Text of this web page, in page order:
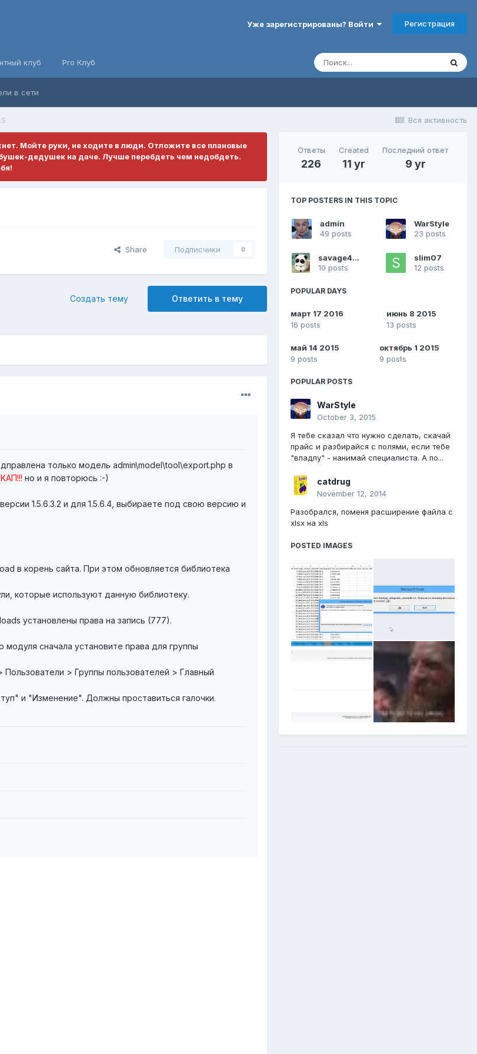
Уже зарегистрированы? Войти Регистрация
в сети
клуб Pro Клуб
Вся активность
Мойте руки, не ходите в люди. Отложите все плановые
дедушек на даче. Лучше перебдеть чем недобдеть.
Share Подписчики 0
Ответить в тему
Создать тему
только модель admin\model\tool\export.php в
но и я повторюсь :-)
1.5.6.3.2 и для 1.5.6.4, выбираете под свою версию и
в корень сайта. При этом обновляется библиотека
которые используют данную библиотеку.
установлены права на запись (777).
сначала установите права для группы
> Группы пользователей > Главный
и "Изменение". Должны проставиться галочки.
Ответы
226
Created
11 yr
Последний ответ
9 yr
TOP POSTERS IN THIS TOPIC
admin
49 posts
WarStyle
23 posts
savage4pro
10 posts
slim07
12 posts
POPULAR DAYS
март 17 2016
16 posts
июнь 8 2015
13 posts
май 14 2015
9 posts
октябрь 1 2015
9 posts
POPULAR POSTS
WarStyle
October 3, 2015
Я тебе сказал что нужно сделать, скачай
прайс и разбирайся с полями, если тебе
"впадлу" - нанимай специалиста. А по...
catdrug
November 12, 2014
Разобрался, поменя расширение файла с
xlsx на xls
POSTED IMAGES